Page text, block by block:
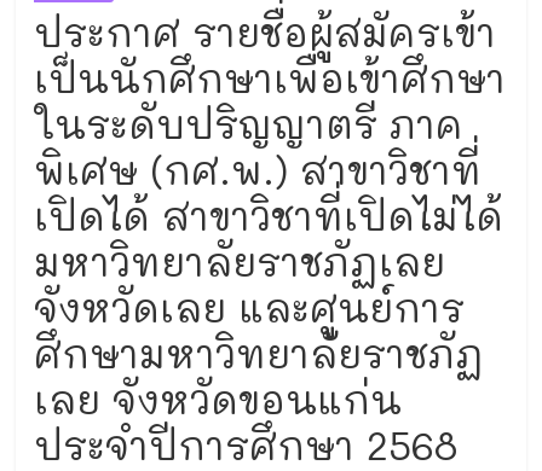
ประกาศ รายชื่อผู้สมัครเข้า
เป็นนักศึกษาเพื่อเข้าศึกษา
ในระดับปริญญาตรี ภาค
พิเศษ (กศ.พ.) สาขาวิชาที่
เปิดได้ สาขาวิชาที่เปิดไม่ได้
มหาวิทยาลัยราชภัฏเลย
จังหวัดเลย และศูนย์การ
ศึกษามหาวิทยาลัยราชภัฏ
เลย จังหวัดขอนแก่น
ประจำปีการศึกษา 2568